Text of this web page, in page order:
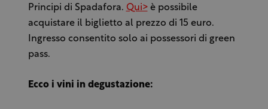
Principi di Spadafora. Qui>è possibile
acquistare il biglietto al prezzo di 15 euro.
Ingresso consentito solo ai possessori di green
pass.
Ecco i vini in degustazione: